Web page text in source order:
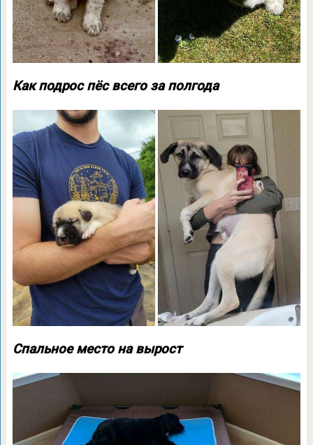
Как подрос пёс всего за полгода
Спальное место на вырост